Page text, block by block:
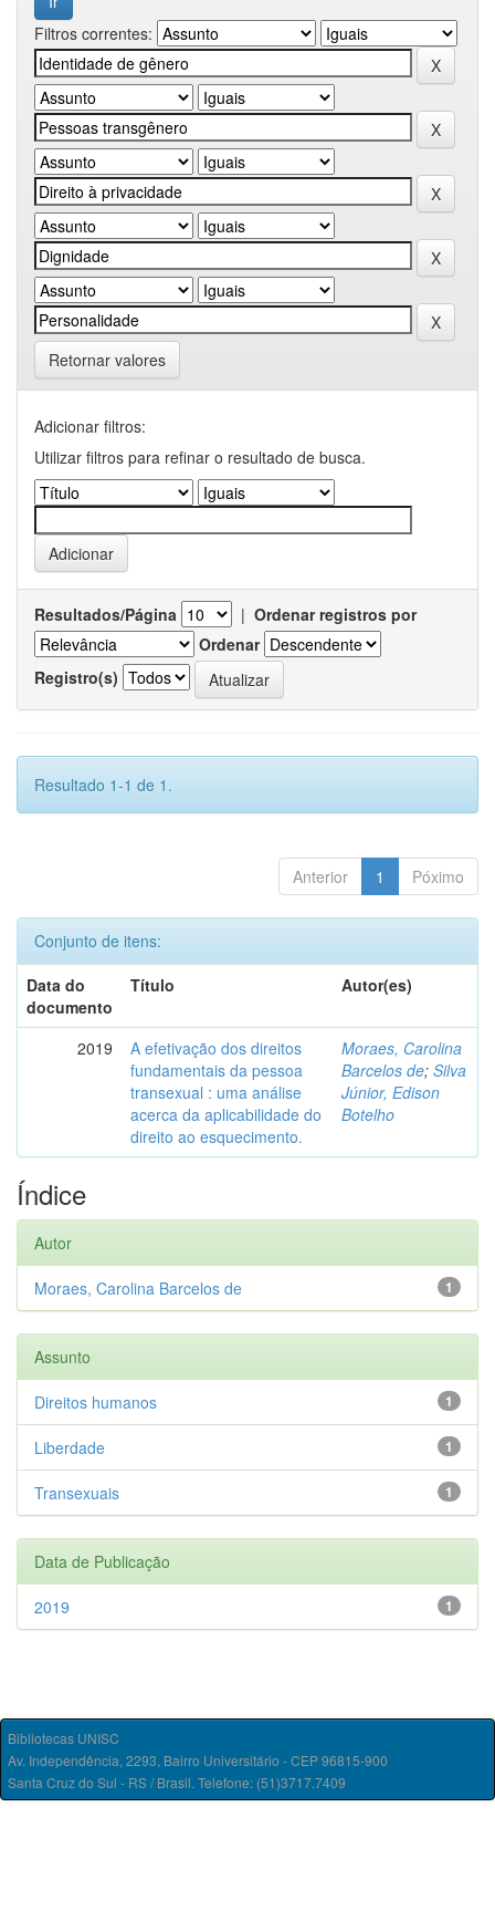
Filtros correntes:
Retornar valores
Adicionar filtros:
Utilizar filtros para refinar o resultado de busca.
Resultados/Página | Ordenar registros por
Ordenar
Registro(s)
Resultado 1-1 de 1.
Anterior 1 Póximo
Conjunto de itens:
Data do
documento
Título Autor(es)
2019
A efetivação dos direitos
fundamentais da pessoa
transexual : uma análise
acerca da aplicabilidade do
direito ao esquecimento.
Moraes, Carolina
Barcelos de; Silva
Júnior, Edison
Botelho
Índice
Autor
1
Moraes, Carolina Barcelos de
Assunto
1
Direitos humanos
1
Liberdade
1
Transexuais
Data de Publicação
1
2019
Bibliotecas UNISC
Av. Independência, 2293, Bairro Universitário - CEP 96815-900
Santa Cruz do Sul - RS / Brasil. Telefone: (51)3717.7409